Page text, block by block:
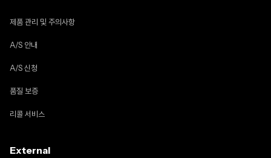
제품 관리 및 주의사항
A/S 안내
A/S 신청
품질 보증
리콜 서비스
External